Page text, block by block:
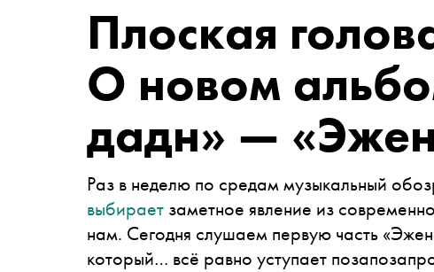
Плоская
О новом
дадн» —
Раз в неделю по средам музыкальный
выбирает заметное явление из
нам. Сегодня слушаем первую часть
который… всё равно уступает